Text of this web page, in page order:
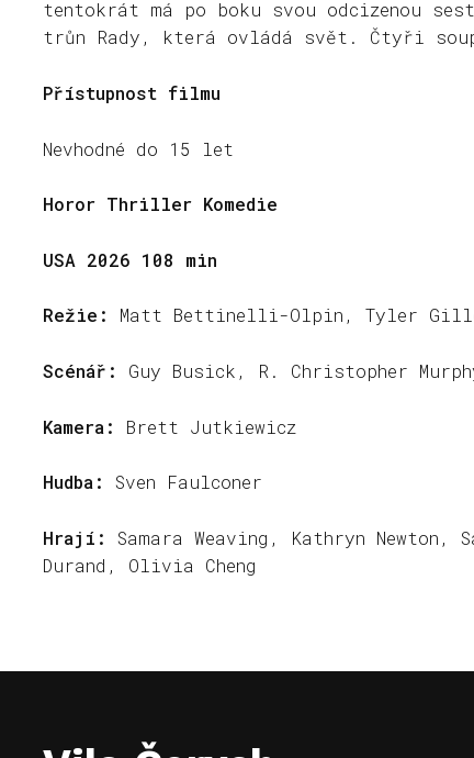
tentokrát má po boku svou odcizenou
trůn Rady, která ovládá svět. Čtyři
Přístupnost filmu
Nevhodné do 15 let
Horor Thriller Komedie
USA 2026 108 min
Režie: Matt Bettinelli-Olpin, Tyler
Scénář: Guy Busick, R. Christopher
Kamera: Brett Jutkiewicz
Hudba: Sven Faulconer
Hrají: Samara Weaving, Kathryn
Durand, Olivia Cheng